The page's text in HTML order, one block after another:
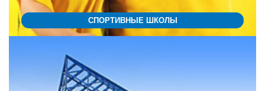
СПОРТИВНЫЕ ШКОЛЫ